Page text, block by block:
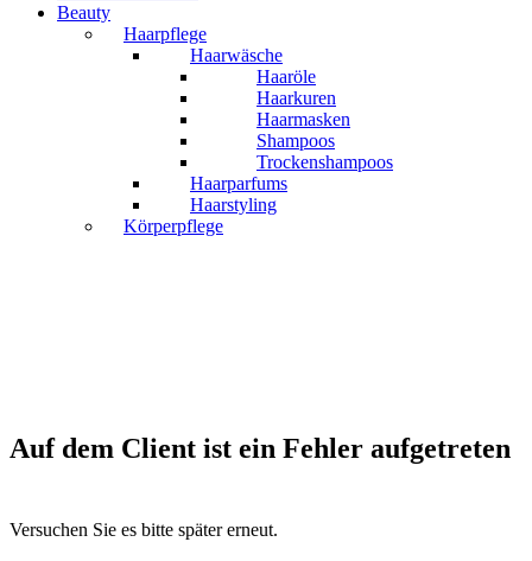
Beauty
Haarpflege
Haarwäsche
Haaröle
Haarkuren
Haarmasken
Shampoos
Trockenshampoos
Haarparfums
Haarstyling
Körperpflege
Auf dem Client ist ein Fehler aufgetreten
Versuchen Sie es bitte später erneut.